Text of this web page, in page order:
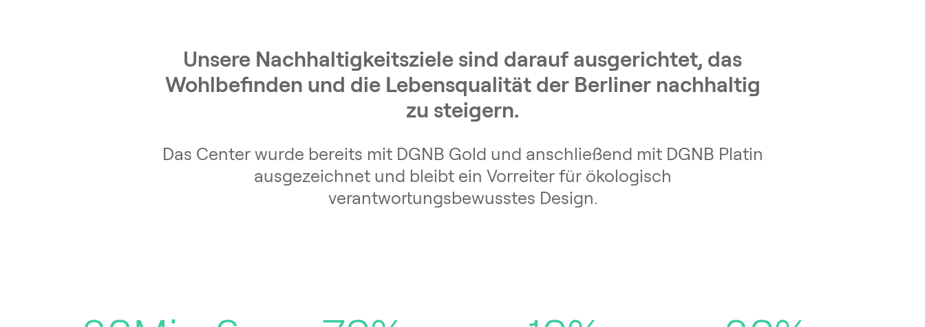
Unsere Nachhaltigkeitsziele sind darauf ausgerichtet, das
Wohlbefinden und die Lebensqualität der Berliner nachhaltig
zu steigern.
Das Center wurde bereits mit DGNB Gold und anschließend mit DGNB Platin
ausgezeichnet und bleibt ein Vorreiter für ökologisch
verantwortungsbewusstes Design.